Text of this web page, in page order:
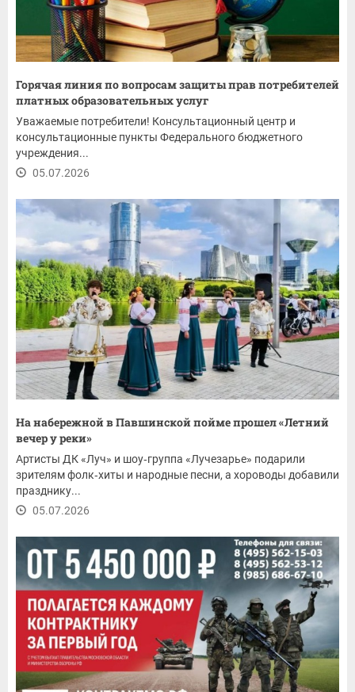
Горячая линия по вопросам защиты прав потребителей
платных образовательных услуг
Уважаемые потребители! Консультационный центр и
консультационные пункты Федерального бюджетного
учреждения...
05.07.2026
На набережной в Павшинской пойме прошел «Летний
вечер у реки»
Артисты ДК «Луч» и шоу‑группа «Лучезарье» подарили
зрителям фолк‑хиты и народные песни, а хороводы добавили
празднику...
05.07.2026